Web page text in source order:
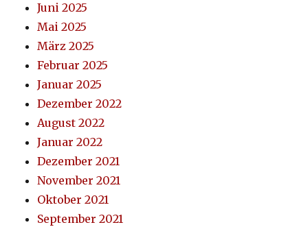
Juni 2025
Mai 2025
März 2025
Februar 2025
Januar 2025
Dezember 2022
August 2022
Januar 2022
Dezember 2021
November 2021
Oktober 2021
September 2021